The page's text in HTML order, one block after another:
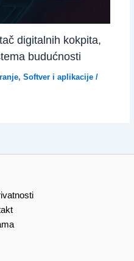
digitalnih kokpita,
budućnosti
, Softver i aplikacije/